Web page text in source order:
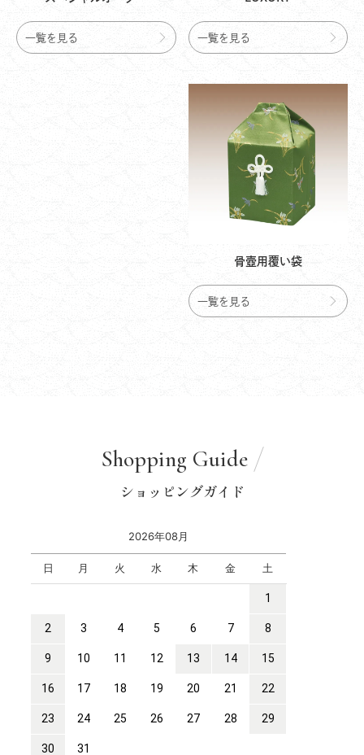
一覧を見る
一覧を見る
骨壺用覆い袋
一覧を見る
Shopping Guide
ショッピングガイド